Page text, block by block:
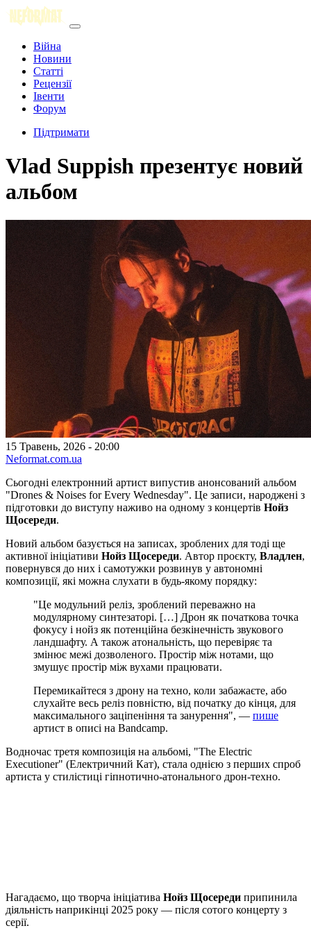
Війна
Новини
Статті
Рецензії
Івенти
Форум
Підтримати
Vlad Suppish презентує новий
альбом
15 Травень, 2026 - 20:00
Neformat.com.ua
Сьогодні електронний артист випустив анонсований альбом
"Drones & Noises for Every Wednesday". Це записи, народжені з
підготовки до виступу наживо на одному з концертів Нойз
Щосереди.
Новий альбом базується на записах, зроблених для тоді ще
активної ініціативи Нойз Щосереди. Автор проєкту, Владлен,
повернувся до них і самотужки розвинув у автономні
композиції, які можна слухати в будь-якому порядку:
"Це модульний реліз, зроблений переважно на
модулярному синтезаторі. […] Дрон як початкова точка
фокусу і нойз як потенційна безкінечність звукового
ландшафту. А також атональність, що перевіряє та
змінює межі дозволеного. Простір між нотами, що
змушує простір між вухами працювати.
Перемикайтеся з дрону на техно, коли забажаєте, або
слухайте весь реліз повністю, від початку до кінця, для
максимального заціпеніння та занурення", — пише
артист в описі на Bandcamp.
Водночас третя композиція на альбомі, "The Electric
Executioner" (Електричний Кат), стала однією з перших спроб
артиста у стилістиці гіпнотично-атонального дрон-техно.
Нагадаємо, що творча ініціатива Нойз Щосереди припинила
діяльність наприкінці 2025 року — після сотого концерту з
серії.